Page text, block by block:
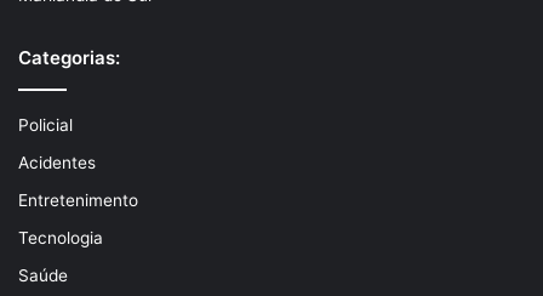
Categorias:
Policial
Acidentes
Entretenimento
Tecnologia
Saúde